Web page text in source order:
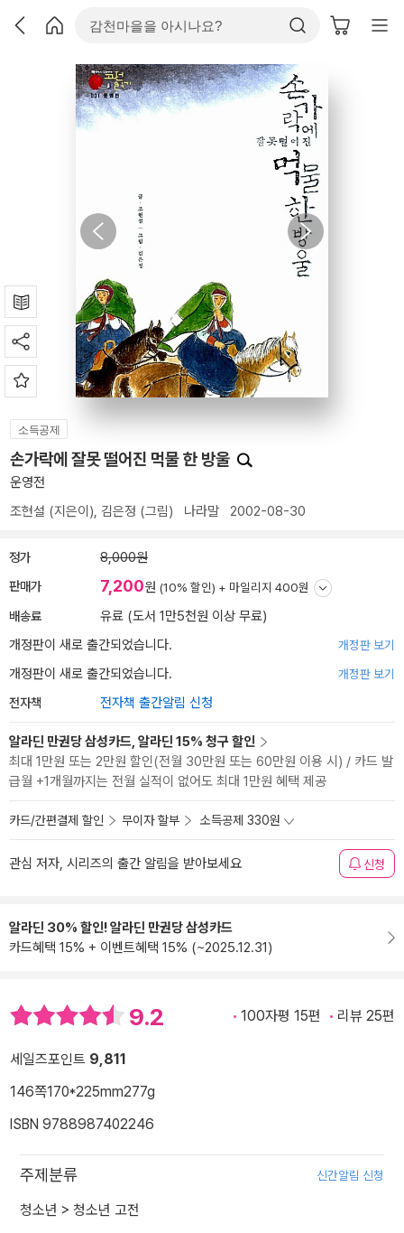
소득공제
손가락에 잘못 떨어진 먹물 한 방울
운영전
조현설 (지은이), 김은정 (그림) 나라말 2002-08-30
정가 8,000원
판매가 7,200원 (10% 할인) + 마일리지 400원
배송료
유료 (도서 1만5천원 이상 무료)
개정판이 새로 출간되었습니다.
개정판 보기
개정판이 새로 출간되었습니다. 개정판 보기
전자책 전자책 출간알림 신청
알라딘 만권당 삼성카드, 알라딘 15% 청구 할인
최대 1만원 또는 2만원 할인(전월 30만원 또는 60만원 이용 시) / 카드 발
급월 +1개월까지는 전월 실적이 없어도 최대 1만원 혜택 제공
카드/간편결제 할인 무이자 할부 소득공제 330원
관심 저자, 시리즈의 출간 알림을 받아보세요 신청
알라딘 30% 할인! 알라딘 만권당 삼성카드
카드혜택 15% + 이벤트혜택 15% (~2025.12.31)
9.2 100자평 15편 리뷰 25편
세일즈포인트 9,811
146쪽170*225mm277g
ISBN 9788987402246
주제분류 신간알림 신청
청소년 > 청소년 고전